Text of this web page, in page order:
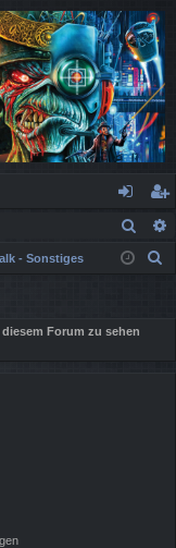
n
m
de
eg
ist
- Sonstiges
Forum zu sehen